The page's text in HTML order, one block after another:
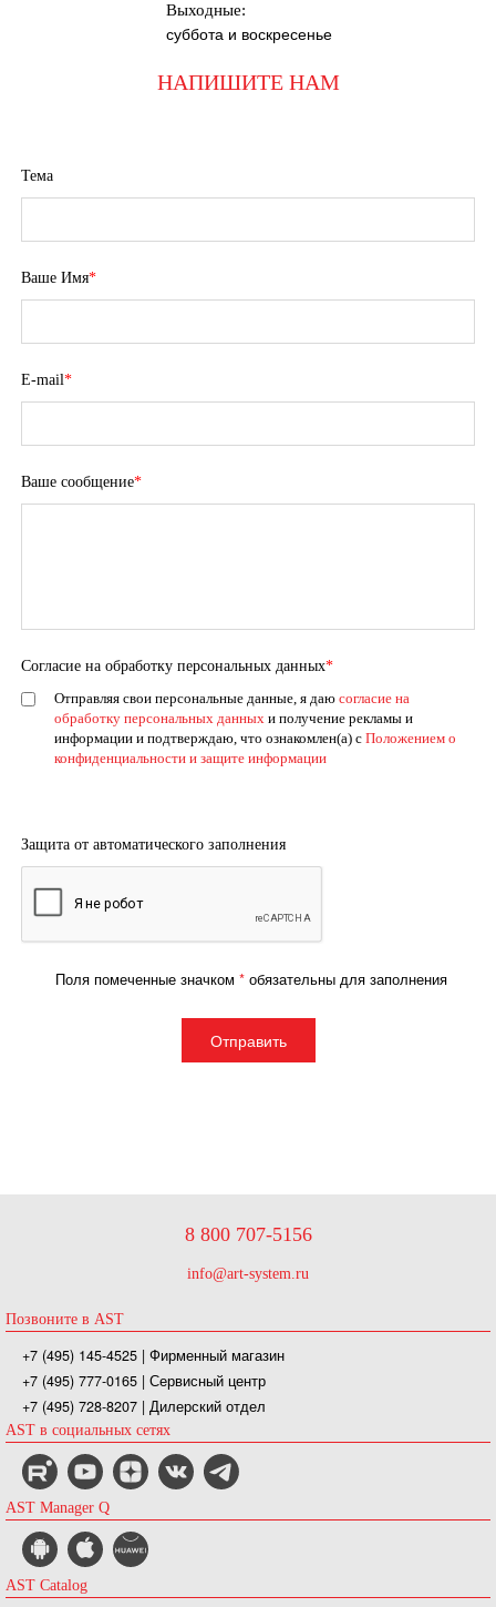
Выходные:
суббота и воскресенье
НАПИШИТЕ НАМ
Тема
Ваше Имя*
E-mail*
Ваше сообщение*
Согласие на обработку персональных данных*
Отправляя свои персональные данные, я даю согласие на
обработку персональных данныхи получение рекламы и
информации и подтверждаю, что ознакомлен(а) с Положением о
конфиденциальности и защите информации
Защита от автоматического заполнения
Поля помеченные значком *обязательны для заполнения
8 800 707-5156
info@art-system.ru
Позвоните в AST
+7 (495) 145-4525 | Фирменный магазин
+7 (495) 777-0165 | Сервисный центр
+7 (495) 728-8207 | Дилерский отдел
AST в социальных сетях
AST Manager Q
AST Catalog